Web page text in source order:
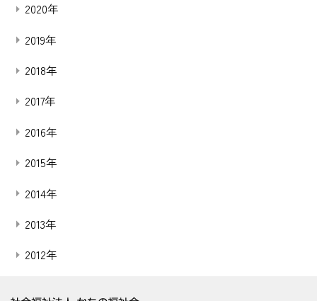
2020年
2019年
2018年
2017年
2016年
2015年
2014年
2013年
2012年